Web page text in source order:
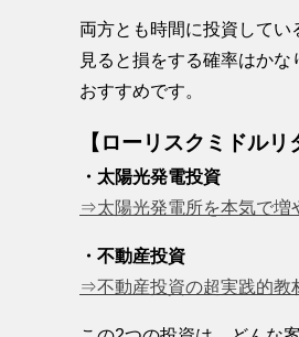
両方とも時間に投資して
見ると損をする確率はか
おすすめです。
【ローリスクミドルリ
・太陽光発電投資
⇒太陽光発電所を本気で増
・不動産投資
⇒不動産投資の超実践的教